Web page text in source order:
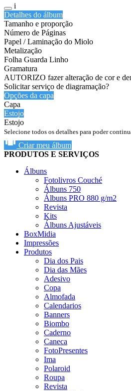
i
Detalhes do álbum
Tamanho e proporção
Número de Páginas
Papel / Laminação do Miolo
Metalização
Folha Guarda Linho
Gramatura
AUTORIZO fazer alteração de cor e
Solicitar serviço de diagramação?
Opções da capa
Capa
Estojo
Estojo
Selecione todos os detalhes para poder
Criar meu álbum
PRODUTOS E SERVIÇOS
Álbuns
Fotolivros Couché
Álbuns 750
Álbuns PRO 880 g/m2
Revista
Kits
Álbuns Ajustáveis
BoxMidia
Impressões
Produtos
Dia dos Pais
Dia das Mães
Adesivo
Copa
Almofada
Calendarios
Banners
Biombo
Caderno
Caneca
FotoPresentes
Ima
Polaroid
Roupa
Revista